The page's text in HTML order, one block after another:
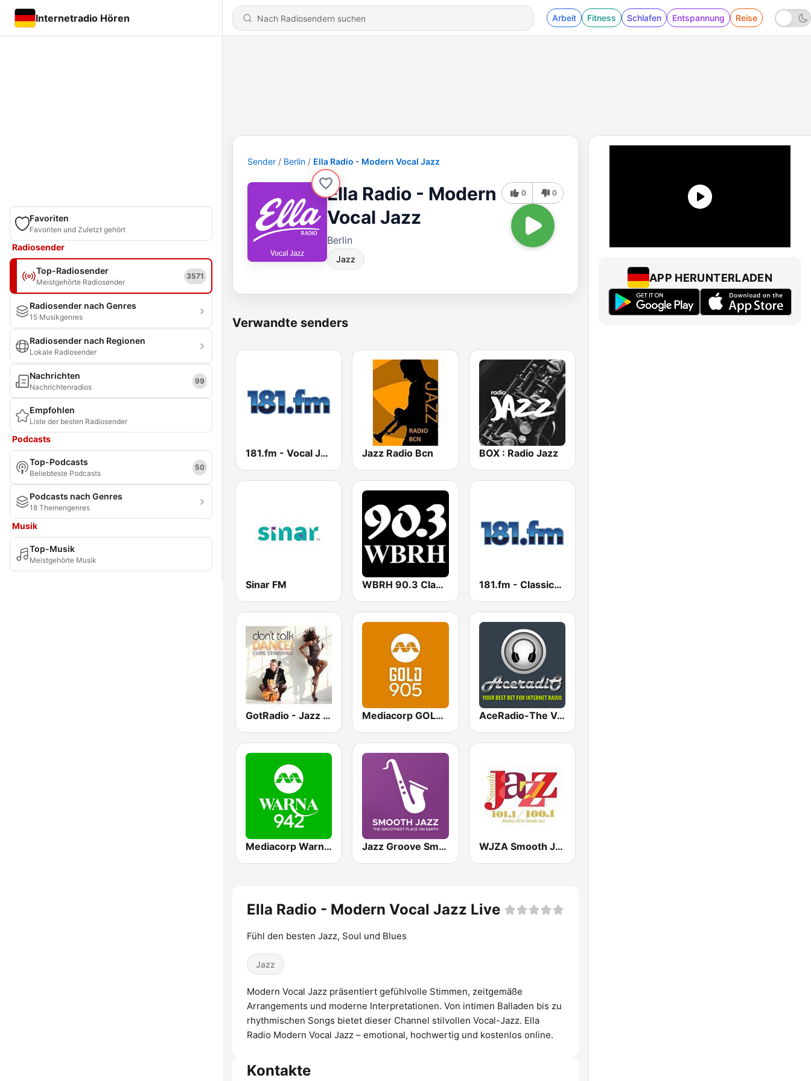
Internetradio Hören Arbeit Fitness Schlafen Entspannung Reise
Favoriten
Favoriten und Zuletzt gehört
Radiosender
Top-Radiosender
Meistgehörte Radiosender
3571
Radiosender nach Genres
15 Musikgenres
Radiosender nach Regionen
Lokale Radiosender
Nachrichten
Nachrichtenradios
99
Empfohlen
Liste der besten Radiosender
Podcasts
Top-Podcasts
Beliebteste Podcasts
50
Podcasts nach Genres
18 Themengenres
Musik
Top-Musik
Meistgehörte Musik
Sender Berlin Ella Radio - Modern Vocal Jazz
Ella Radio - Modern
Vocal Jazz
Berlin
Jazz
0 0
Verwandte senders
181.fm - Vocal Jazz Jazz Radio Bcn BOX : Radio Jazz
Sinar FM WBRH 90.3 Classic Jazz and Smooth Jazz 181.fm - Classical Jazz
GotRadio - Jazz So Smooth Mediacorp GOLD 905 AceRadio-The Vocal Jazz Channel
Mediacorp Warna 942 Jazz Groove Smooth WJZA Smooth Jazz
Ella Radio - Modern Vocal Jazz Live
Fühl den besten Jazz, Soul und Blues
Jazz
Modern Vocal Jazz präsentiert gefühlvolle Stimmen, zeitgemäße
Arrangements und moderne Interpretationen. Von intimen Balladen bis zu
rhythmischen Songs bietet dieser Channel stilvollen Vocal-Jazz. Ella
Radio Modern Vocal Jazz – emotional, hochwertig und kostenlos online.
Kontakte
APP HERUNTERLADEN